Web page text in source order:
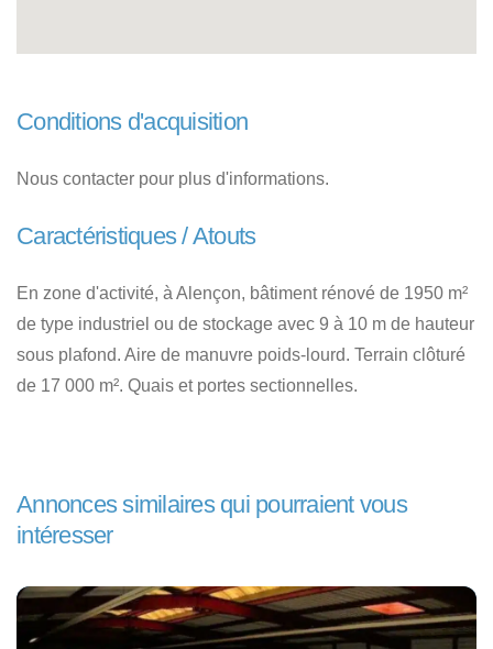
Conditions d'acquisition
Nous contacter pour plus d'informations.
Caractéristiques / Atouts
En zone d'activité, à Alençon, bâtiment rénové de 1950 m²
de type industriel ou de stockage avec 9 à 10 m de hauteur
sous plafond. Aire de manuvre poids-lourd. Terrain clôturé
de 17 000 m². Quais et portes sectionnelles.
Annonces similaires qui pourraient vous
intéresser